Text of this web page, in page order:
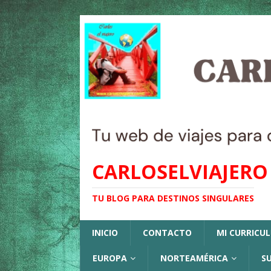
CARLOSELVIAJERO
TU BLOG PARA DESTINOS SINGULARES
INICIO CONTACTO MI
EUROPA NORTEAMÉRICA